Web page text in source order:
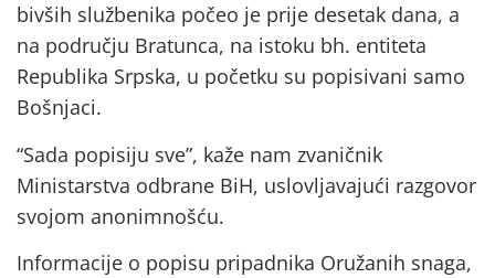
bivših službenika počeo je prije desetak dana, a
na području Bratunca, na istoku bh. entiteta
Republika Srpska, u početku su popisivani samo
Bošnjaci.
“Sada popisiju sve”, kaže nam zvaničnik
Ministarstva odbrane BiH, uslovljavajući razgovor
svojom anonimnošću.
Informacije o popisu pripadnika Oružanih snaga,